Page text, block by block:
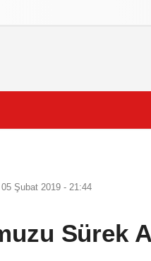
Şubat 2019 - 21:44
Sürek